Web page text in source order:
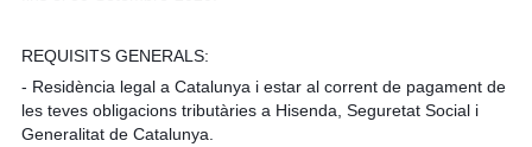
REQUISITS GENERALS:
- Residència legal a Catalunya i estar al corrent de pagament de
les teves obligacions tributàries a Hisenda, Seguretat Social i
Generalitat de Catalunya.